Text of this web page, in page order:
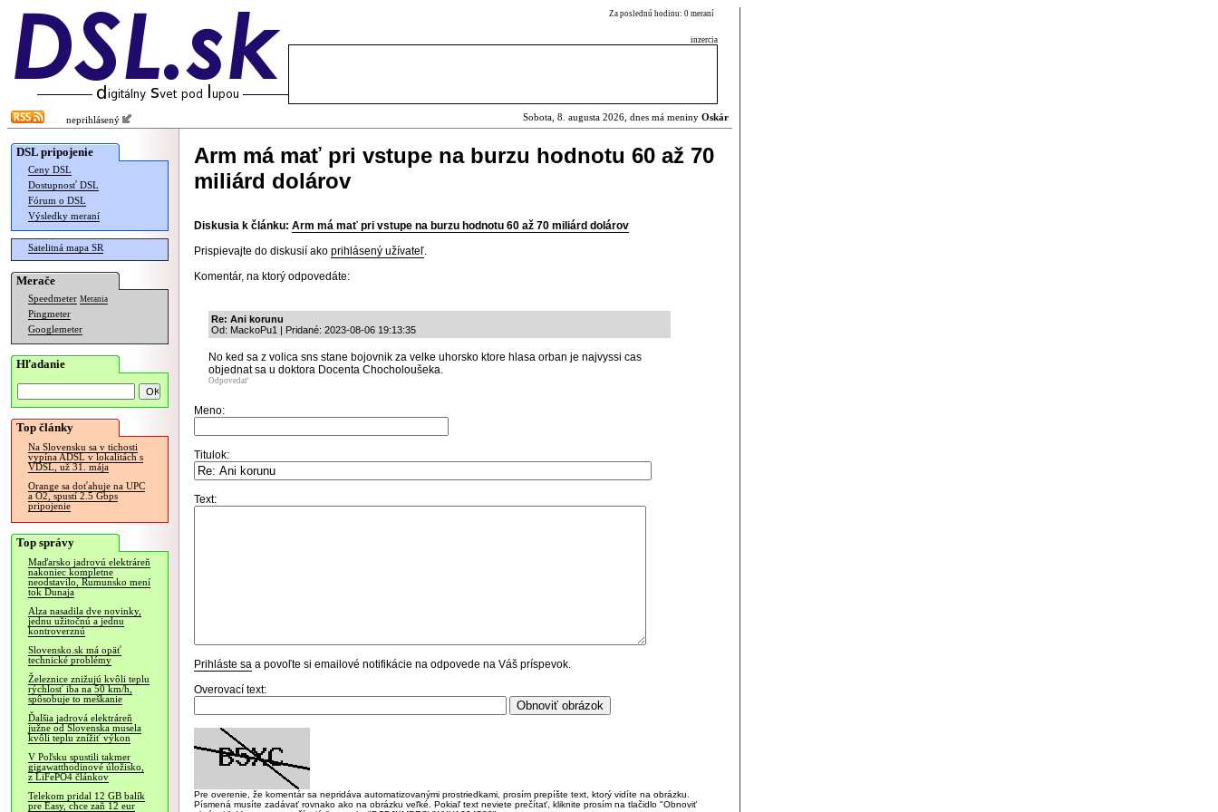
Za poslednú hodinu: 0 meraní
inzercia
neprihlásený Sobota, 8. augusta 2026, dnes má meniny Oskár
DSL pripojenie
Ceny DSL
Dostupnosť DSL
Fórum o DSL
Výsledky meraní
Satelitná mapa SR
Merače
Speedmeter Merania
Pingmeter
Googlemeter
Hľadanie
Top články
Na Slovensku sa v tichosti
vypína ADSL v lokalitách s
VDSL, už 31. mája
Orange sa doťahuje na UPC
a O2, spustí 2.5 Gbps
pripojenie
Top správy
Maďarsko jadrovú elektráreň
nakoniec kompletne
neodstavilo, Rumunsko mení
tok Dunaja
Alza nasadila dve novinky,
jednu užitočnú a jednu
kontroverznú
Slovensko.sk má opäť
technické problémy
Železnice znižujú kvôli teplu
rýchlosť iba na 50 km/h,
spôsobuje to meškanie
Ďalšia jadrová elektráreň
južne od Slovenska musela
kvôli teplu znížiť výkon
V Poľsku spustili takmer
gigawatthodinové úložisko,
z LiFePO4 článkov
Telekom pridal 12 GB balík
pre Easy, chce zaň 12 eur
Arm má mať pri vstupe na burzu hodnotu 60 až 70
miliárd dolárov
Diskusia k článku: Arm má mať pri vstupe na burzu hodnotu 60 až 70 miliárd dolárov
Prispievajte do diskusií ako prihlásený užívateľ.
Komentár, na ktorý odpovedáte:
Re: Ani korunu
Od: MackoPu1 | Pridané: 2023-08-06 19:13:35
No ked sa z volica sns stane bojovnik za velke uhorsko ktore hlasa orban je najvyssi cas
objednat sa u doktora Docenta Chocholoušeka.
Odpovedať
Meno:
Titulok:
Text:
Prihláste sa a povoľte si emailové notifikácie na odpovede na Váš príspevok.
Overovací text:
Pre overenie, že komentár sa nepridáva automatizovanými prostriedkami, prosím prepíšte text, ktorý vidíte na obrázku.
Písmená musíte zadávať rovnako ako na obrázku veľké. Pokiaľ text neviete prečítať, kliknite prosím na tlačidlo "Obnoviť